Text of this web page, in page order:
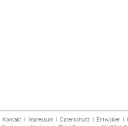
Kontakt| Impressum| Datenschutz| Entwickler|